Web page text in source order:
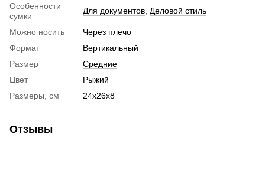
Особенности
сумки
Для документов Деловой стиль
Можно носить
Через плечо
Формат
Вертикальный
Размер
Средние
Цвет
Рыжий
Размеры, см
24х26х8
Отзывы